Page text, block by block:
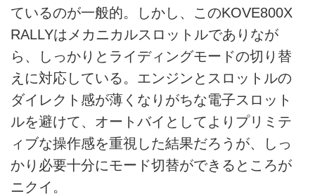
ているのが一般的。しかし、このKOVE800X
RALLYはメカニカルスロットルでありなが
ら、しっかりとライディングモードの切り替
えに対応している。エンジンとスロットルの
ダイレクト感が薄くなりがちな電子スロット
ルを避けて、オートバイとしてよりプリミテ
ィブな操作感を重視した結果だろうが、しっ
かり必要十分にモード切替ができるところが
ニクイ。